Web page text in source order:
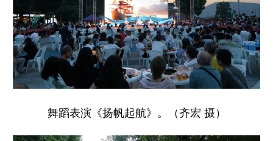
舞蹈表演《扬帆起航》。（齐宏 摄）